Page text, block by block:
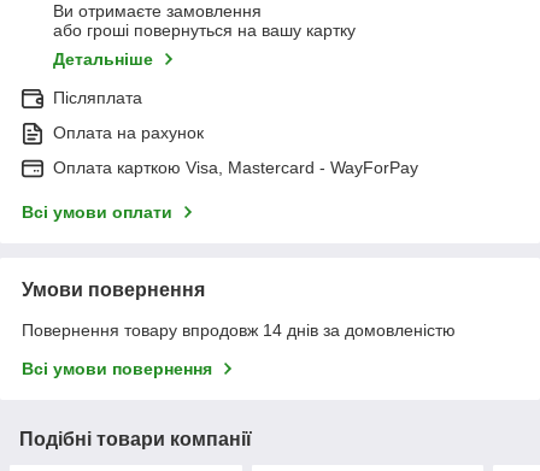
Ви отримаєте замовлення
або гроші повернуться на вашу картку
Детальніше
Післяплата
Оплата на рахунок
Оплата карткою Visa, Mastercard - WayForPay
Всі умови оплати
Умови повернення
Повернення товару впродовж 14 днів за домовленістю
Всі умови повернення
Подібні товари компанії